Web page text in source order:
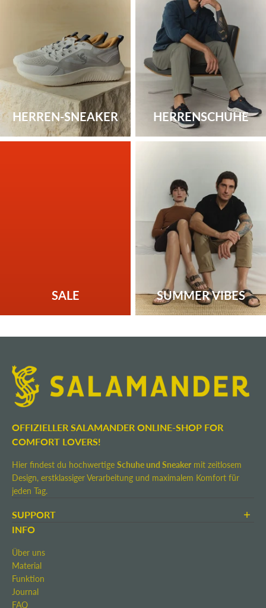
HERREN-SNEAKER HERRENSCHUHE
SALE SUMMER VIBES
OFFIZIELLER SALAMANDER ONLINE-SHOP FOR
COMFORT LOVERS!
Hier findest du hochwertige Schuhe und Sneaker mit zeitlosem
Design, erstklassiger Verarbeitung und maximalem Komfort für
jeden Tag.
SUPPORT
AGB
Rücksendung
Widerrufsrecht
Kontakt
Impressum
INFO
Über uns
Material
Funktion
Journal
FAQ